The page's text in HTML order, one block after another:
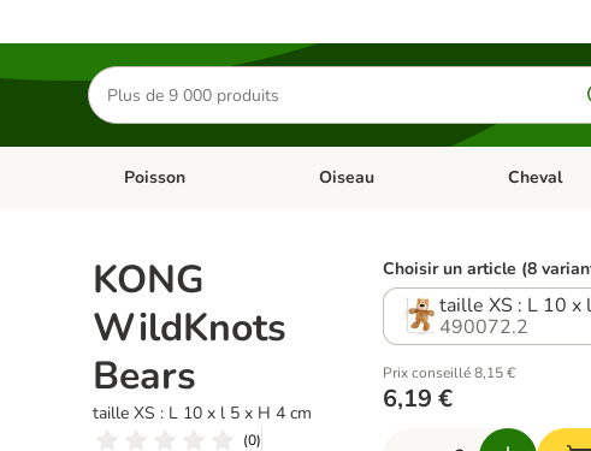
Rechercher
des
produits
Chat Dérouler les catégories: Rongeur & Co
Poisson Dérouler les catégories: Poisson
Oiseau Dérouler les
Cheval
KONG
WildKnots
Bears
taille XS : L 10 x l 5 x H 4 cm
(0)
Choisir un article (8
taille XS : L 10 x
490072.2
Prix conseillé 8,15 €
6,19 €